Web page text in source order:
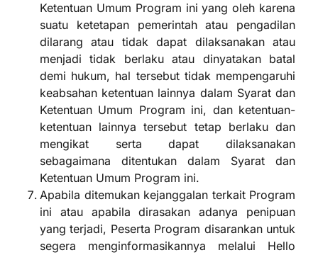
Ketentuan Umum Program ini yang oleh karena
suatu ketetapan pemerintah atau pengadilan
dilarang atau tidak dapat dilaksanakan atau
menjadi tidak berlaku atau dinyatakan batal
demi hukum, hal tersebut tidak mempengaruhi
keabsahan ketentuan lainnya dalam Syarat dan
Ketentuan Umum Program ini, dan ketentuan-
ketentuan lainnya tersebut tetap berlaku dan
mengikat serta dapat dilaksanakan
sebagaimana ditentukan dalam Syarat dan
Ketentuan Umum Program ini.
Apabila ditemukan kejanggalan terkait Program
ini atau apabila dirasakan adanya penipuan
yang terjadi, Peserta Program disarankan untuk
segera menginformasikannya melalui Hello